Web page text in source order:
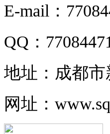
E-mail：
QQ：
地址：成都市
网址：